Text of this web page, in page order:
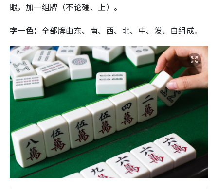
眼，加一组牌（不论碰、上）。
字一色： 全部牌由东、南、西、北、中、发、白组成。